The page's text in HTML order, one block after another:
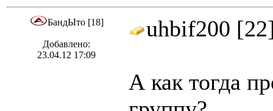
БандЫто [18]
Добавлено:
23.04.12 17:09
uhbif200
А как тогда